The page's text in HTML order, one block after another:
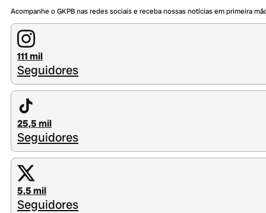
Acompanhe o GKPB nas redes sociais e receba nossas notícias em primeira
111 mil
Seguidores
25,5 mil
Seguidores
5,5 mil
Seguidores